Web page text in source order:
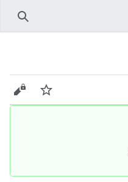
پیگیری